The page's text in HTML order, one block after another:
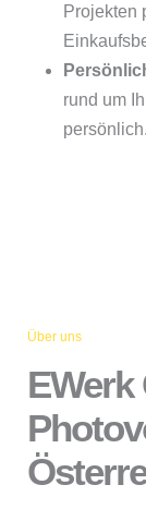
Projekten
rund um
persönlich.
Über uns
EWerk